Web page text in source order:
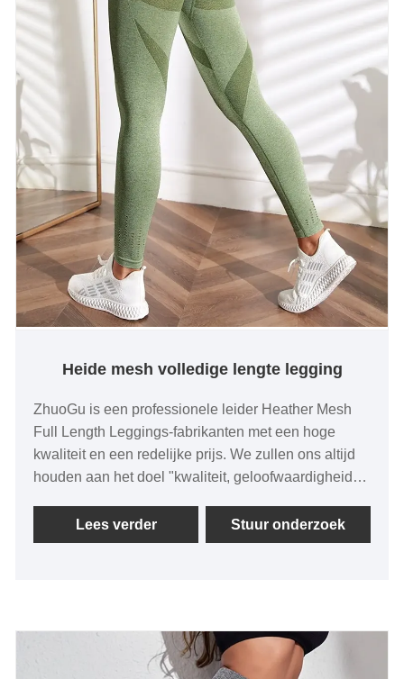
Heide mesh volledige lengte legging
ZhuoGu is een professionele leider Heather Mesh
Full Length Leggings-fabrikanten met een hoge
kwaliteit en een redelijke prijs. We zullen ons altijd
houden aan het doel "kwaliteit, geloofwaardigheid",
sterke technische werking, zullen hervormingen,
innovatiemechanismen blijven verdiepen, zich
onderhandelingen. ZhuoGu Clothing Co., Ltd is al
vele jaren gespecialiseerd in naadloze
Lees verder Stuur onderzoek